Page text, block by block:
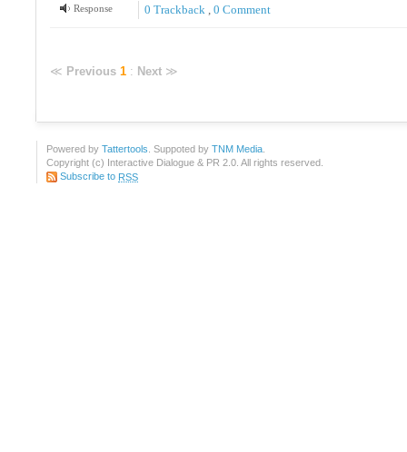
Response
0 Trackback , 0 Comment
≪ Previous 1 : Next ≫
Powered by Tattertools . Suppoted by TNM Media
Copyright (c) Interactive Dialogue & PR 2.0. All rights reserved.
Subscribe to RSS